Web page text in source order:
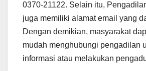
0370-21122. Selain itu,
juga memiliki alamat email yang
Dengan demikian, masyarakat
mudah menghubungi pengadilan
informasi atau melakukan